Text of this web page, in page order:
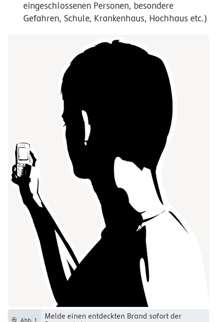
eingeschlossenen Personen, besondere
Gefahren, Schule, Krankenhaus, Hochhaus etc.)
Abb. 1
Melde einen entdeckten Brand sofort der